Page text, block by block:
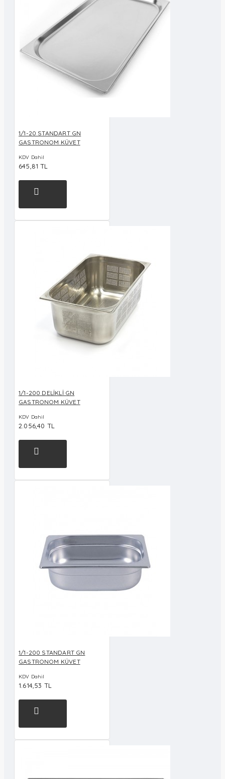
1/1-20 STANDART GN
GASTRONOM KÜVET
KDV Dahil
645,81 TL
1/1-200 DELİKLİ GN
GASTRONOM KÜVET
KDV Dahil
2.056,40 TL
1/1-200 STANDART GN
GASTRONOM KÜVET
KDV Dahil
1.614,53 TL